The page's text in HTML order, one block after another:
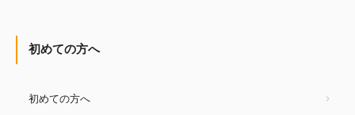
初めての方へ
初めての方へ